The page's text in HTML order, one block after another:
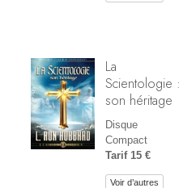
La
Scientologie :
son héritage
Disque
Compact
Tarif 15 €
Voir d’autres